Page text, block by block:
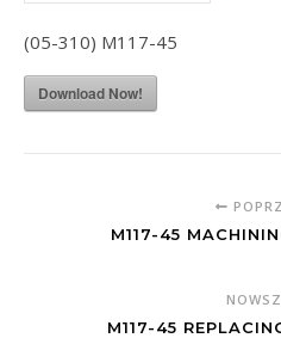
(05-310) M117-45
Download Now!
M117-45
M117-45